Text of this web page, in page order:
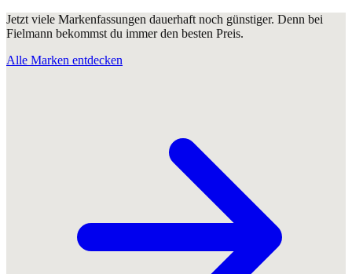
Jetzt viele Markenfassungen dauerhaft noch günstiger. Denn bei
Fielmann bekommst du immer den besten Preis.
Alle Marken entdecken